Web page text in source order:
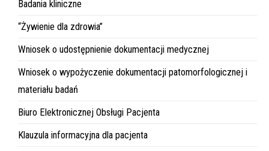
Badania kliniczne
“Żywienie dla zdrowia”
Wniosek o udostępnienie dokumentacji medycznej
Wniosek o wypożyczenie dokumentacji patomorfologicznej i
materiału badań
Biuro Elektronicznej Obsługi Pacjenta
Klauzula informacyjna dla pacjenta